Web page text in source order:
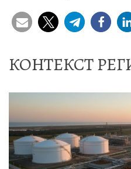
КОНТЕКСТ